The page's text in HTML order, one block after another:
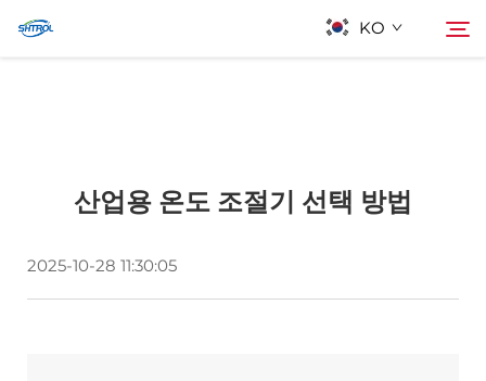
KO
문의하기
산업용 온도 조절기 선택 방법
2025-10-28 11:30:05